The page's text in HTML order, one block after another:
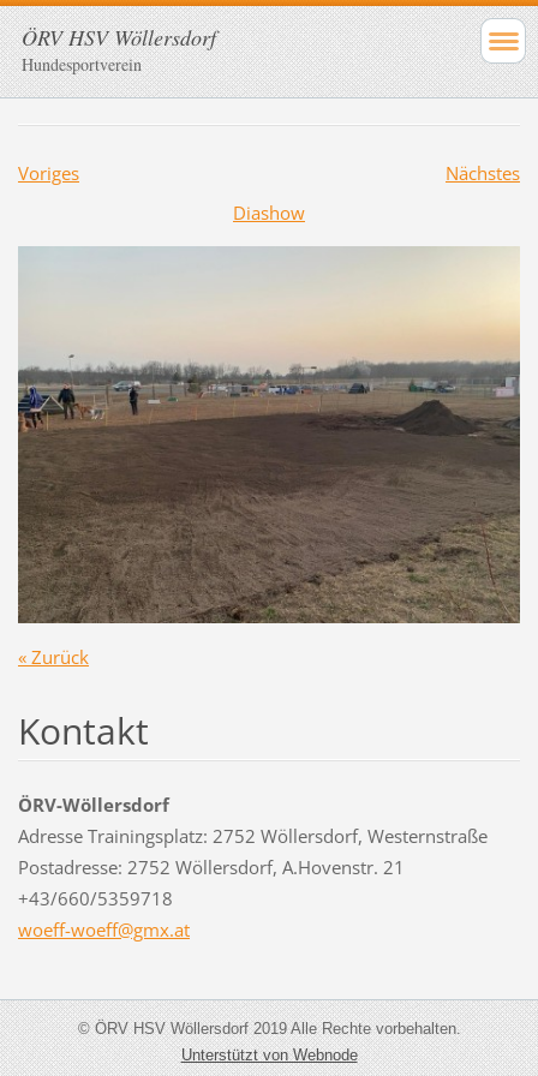
ÖRV HSV Wöllersdorf
Hundesportverein
Voriges
Nächstes
Diashow
« Zurück
Kontakt
ÖRV-Wöllersdorf
Adresse Trainingsplatz: 2752 Wöllersdorf, Westernstraße
Postadresse: 2752 Wöllersdorf, A.Hovenstr. 21
+43/660/5359718
woeff-woeff@gmx.at
© ÖRV HSV Wöllersdorf 2019 Alle Rechte vorbehalten.
Unterstützt von Webnode